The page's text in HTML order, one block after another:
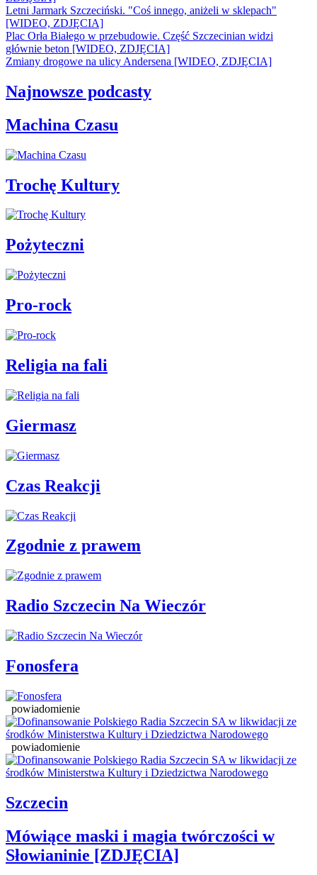
Letni Jarmark Szczeciński. "Coś innego, aniżeli w sklepach"
[WIDEO, ZDJĘCIA]
Plac Orła Białego w przebudowie. Część Szczecinian widzi
głównie beton [WIDEO, ZDJĘCIA]
Zmiany drogowe na ulicy Andersena [WIDEO, ZDJĘCIA]
Najnowsze podcasty
Machina Czasu
Trochę Kultury
Pożyteczni
Pro-rock
Religia na fali
Giermasz
Czas Reakcji
Zgodnie z prawem
Radio Szczecin Na Wieczór
Fonosfera
powiadomienie
powiadomienie
Szczecin
Mówiące maski i magia twórczości w
Słowianinie [ZDJĘCIA]